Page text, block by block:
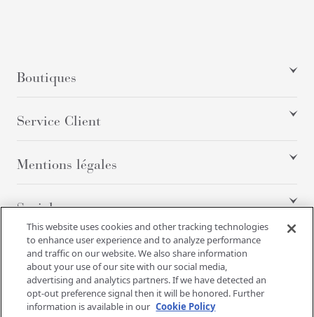
Boutiques
Service Client
Mentions légales
Social
Tous droits réservés
This website uses cookies and other tracking technologies
to enhance user experience and to analyze performance
and traffic on our website. We also share information
about your use of our site with our social media,
advertising and analytics partners. If we have detected an
opt-out preference signal then it will be honored. Further
information is available in our Cookie Policy